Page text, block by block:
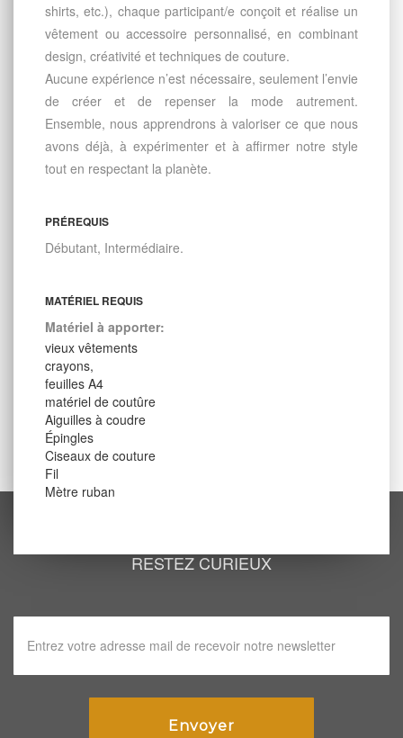
shirts, etc.), chaque participant/e conçoit et réalise un
vêtement ou accessoire personnalisé, en combinant
design, créativité et techniques de couture.
Aucune expérience n’est nécessaire, seulement l’envie
de créer et de repenser la mode autrement.
Ensemble, nous apprendrons à valoriser ce que nous
avons déjà, à expérimenter et à affirmer notre style
tout en respectant la planète.
PRÉREQUIS
Débutant, Intermédiaire.
MATÉRIEL REQUIS
Matériel à apporter:
vieux vêtements
crayons,
feuilles A4
matériel de coutûre
Aiguilles à coudre
Épingles
Ciseaux de couture
Fil
Mètre ruban
RESTEZ CURIEUX